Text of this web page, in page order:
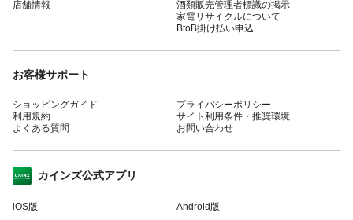
店舗情報
酒類販売管理者標識の掲示
家電リサイクルについて
BtoB掛け払い申込
お客様サポート
ショッピングガイド
利用規約
よくある質問
プライバシーポリシー
サイト利用条件・推奨環境
お問い合わせ
カインズ公式アプリ
iOS版 Android版